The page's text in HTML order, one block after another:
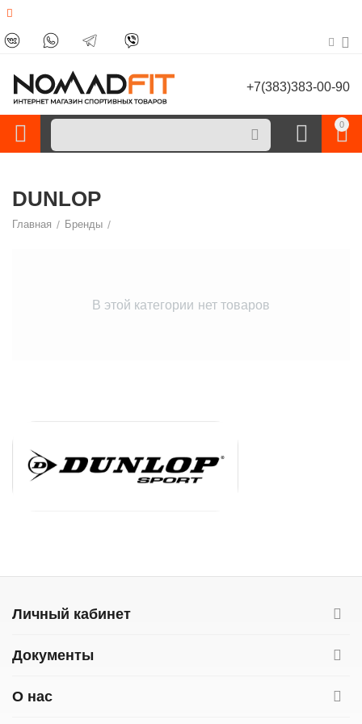
+7(383)383-00-90
0
DUNLOP
Главная / Бренды /
В этой категории нет товаров
Личный кабинет
Документы
О нас